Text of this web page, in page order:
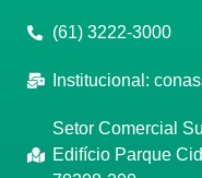
(61) 3222-3000
Institucional:
Setor Comercial
Edifício Parque